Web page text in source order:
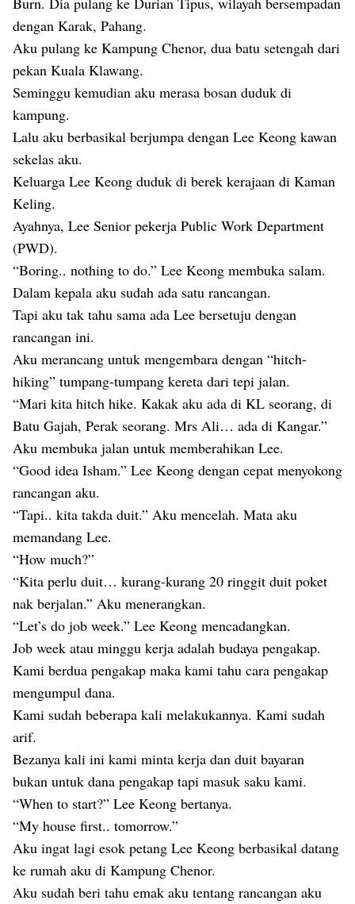
dengan Karak, Pahang.
Aku pulang ke Kampung Chenor, dua batu setengah dari
pekan Kuala Klawang.
Seminggu kemudian aku merasa bosan duduk di
kampung.
Lalu aku berbasikal berjumpa dengan Lee Keong kawan
sekelas aku.
Keluarga Lee Keong duduk di berek kerajaan di Kaman
Keling.
Ayahnya, Lee Senior pekerja Public Work Department
(PWD).
“Boring.. nothing to do.” Lee Keong membuka salam.
Dalam kepala aku sudah ada satu rancangan.
Tapi aku tak tahu sama ada Lee bersetuju dengan
rancangan ini.
Aku merancang untuk mengembara dengan “hitch-
hiking” tumpang-tumpang kereta dari tepi jalan.
“Mari kita hitch hike. Kakak aku ada di KL seorang, di
Batu Gajah, Perak seorang. Mrs Ali… ada di Kangar.”
Aku membuka jalan untuk memberahikan Lee.
“Good idea Isham.” Lee Keong dengan cepat menyokong
rancangan aku.
“Tapi.. kita takda duit.” Aku mencelah. Mata aku
memandang Lee.
“How much?”
“Kita perlu duit… kurang-kurang 20 ringgit duit poket
nak berjalan.” Aku menerangkan.
“Let’s do job week.” Lee Keong mencadangkan.
Job week atau minggu kerja adalah budaya pengakap.
Kami berdua pengakap maka kami tahu cara pengakap
mengumpul dana.
Kami sudah beberapa kali melakukannya. Kami sudah
arif.
Bezanya kali ini kami minta kerja dan duit bayaran
bukan untuk dana pengakap tapi masuk saku kami.
“When to start?” Lee Keong bertanya.
“My house first.. tomorrow.”
Aku ingat lagi esok petang Lee Keong berbasikal datang
ke rumah aku di Kampung Chenor.
Aku sudah beri tahu emak aku tentang rancangan aku